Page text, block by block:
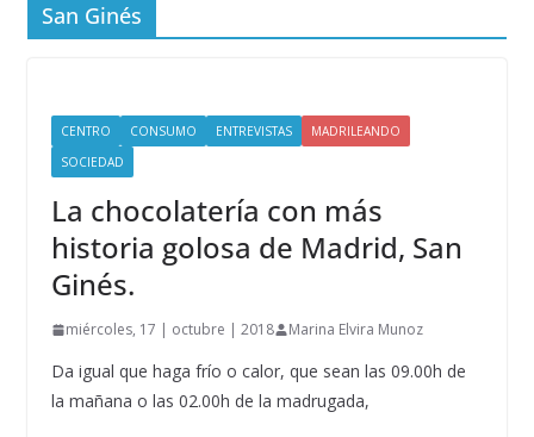
San Ginés
CENTRO CONSUMO ENTREVISTAS
MADRILEANDO
SOCIEDAD
La chocolatería con más
historia golosa de Madrid, San
Ginés.
miércoles, 17 | octubre | 2018 Marina Elvira Munoz
Da igual que haga frío o calor, que sean las 09.00h de
la mañana o las 02.00h de la madrugada,